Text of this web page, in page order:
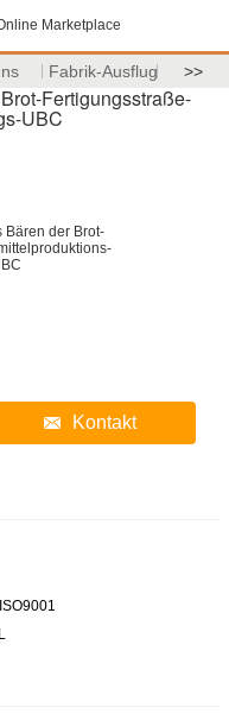
Marketplace
Fabrik-Ausflug >>
Fertigungsstraße-
UBC
Kontakt